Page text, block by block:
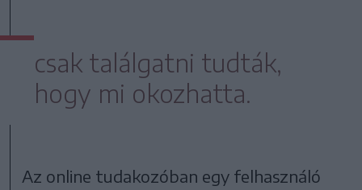
csak találgatni tudták,
hogy mi okozhatta.
Az online tudakozóban egy felhasználó